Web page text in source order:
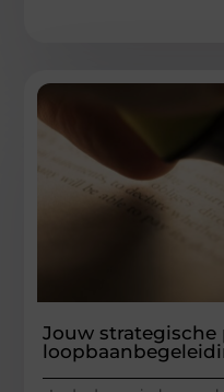
Jouw strategische